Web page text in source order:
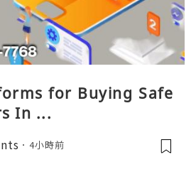
for Buying Safe
In ...
4小時前